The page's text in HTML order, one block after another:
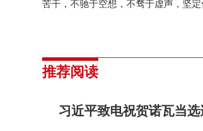
苦干，不驰于空想，不骛于虚声，坚
推荐阅读
习近平致电祝贺诺瓦当